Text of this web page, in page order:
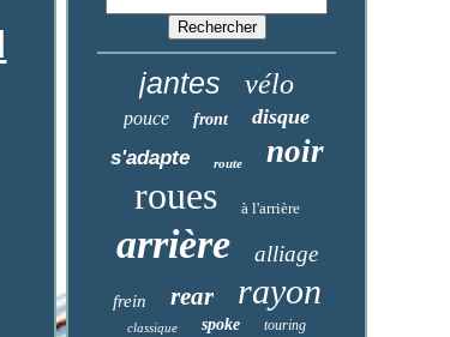
jantes vélo
pouce front disque
s'adapte route noir
roues à l'arrière
arrière alliage
frein rear rayon
classique spoke touring